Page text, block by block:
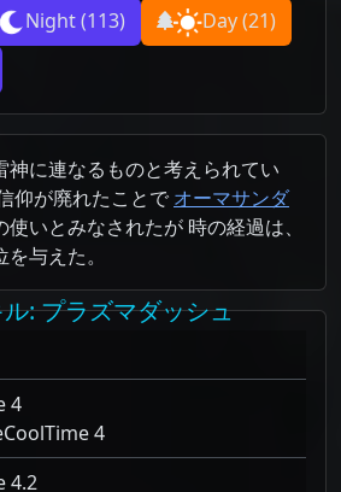
Night(113) Day(21)
神に連なるものと考えられてい
仰が廃れたことで オーマサンダ
いとみなされたが 時の経過は、
与えた。
: プラズマダッシュ
4
4
4.2